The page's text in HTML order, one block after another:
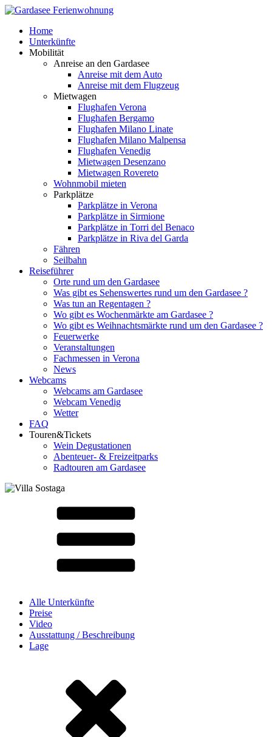
Home
Unterkünfte
Mobilität
Anreise an den Gardasee
Anreise mit dem Auto
Anreise mit dem Flugzeug
Mietwagen
Flughafen Verona
Flughafen Bergamo
Flughafen Milano Linate
Flughafen Milano Malpensa
Flughafen Venedig
Mietwagen Desenzano
Mietwagen Rovereto
Wohnmobil mieten
Parkplätze
Parkplätze in Verona
Parkplätze in Sirmione
Parkplätze in Torri del Benaco
Parkplätze in Riva del Garda
Fähren
Seilbahn
Reiseführer
Orte rund um den Gardasee
Was gibt es Sehenswertes rund um den Gardasee ?
Was tun an Regentagen ?
Wo gibt es Wochenmärkte am Gardasee ?
Wo gibt es Weihnachtsmärkte rund um den Gardasee ?
Feuerwerke
Veranstaltungen
Fachmessen in Verona
News
Webcams
Webcams am Gardasee
Webcam Venedig
Wetter
FAQ
Touren&Tickets
Wein Degustationen
Abenteuer- & Freizeitparks
Radtouren am Gardasee
Alle Unterkünfte
Preise
Video
Ausstattung / Beschreibung
Lage